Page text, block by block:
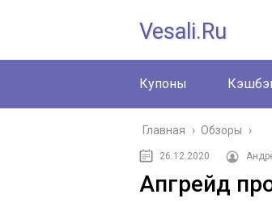
Vesali.ru
Купоны
Главная › Обзоры ›
26.12.2020
Апгрейд